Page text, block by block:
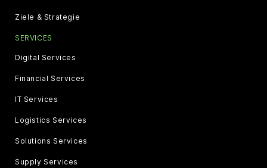
Ziele & Strategie
SERVICES
Digital Services
Financial Services
IT Services
Logistics Services
Solutions Services
Supply Services